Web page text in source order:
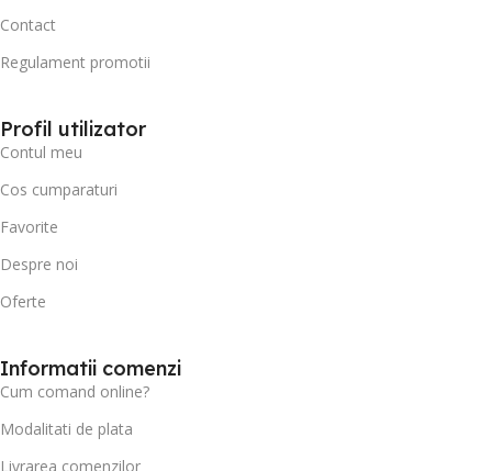
Contact
Regulament promotii
Profil utilizator
Contul meu
Cos cumparaturi
Favorite
Despre noi
Oferte
Informatii comenzi
Cum comand online?
Modalitati de plata
Livrarea comenzilor